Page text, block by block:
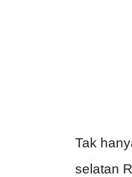
Tak
selatan